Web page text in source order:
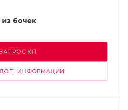
из бочек
ЗАПРОС КП
ИНФОРМАЦИИ